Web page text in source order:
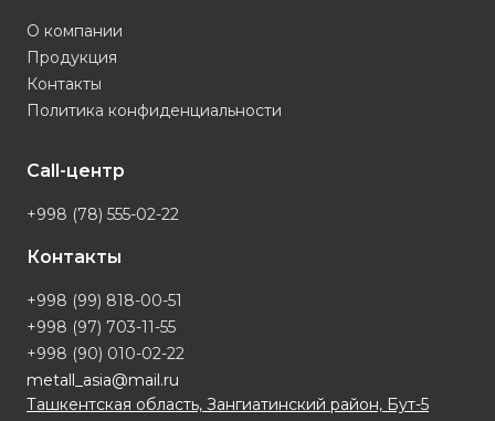
О компании
Продукция
Контакты
Политика конфиденциальности
Call-центр
+998 (78) 555-02-22
Контакты
+998 (99) 818-00-51
+998 (97) 703-11-55
+998 (90) 010-02-22
metall_asia@mail.ru
Ташкентская область, Зангиатинский район, Бут-5